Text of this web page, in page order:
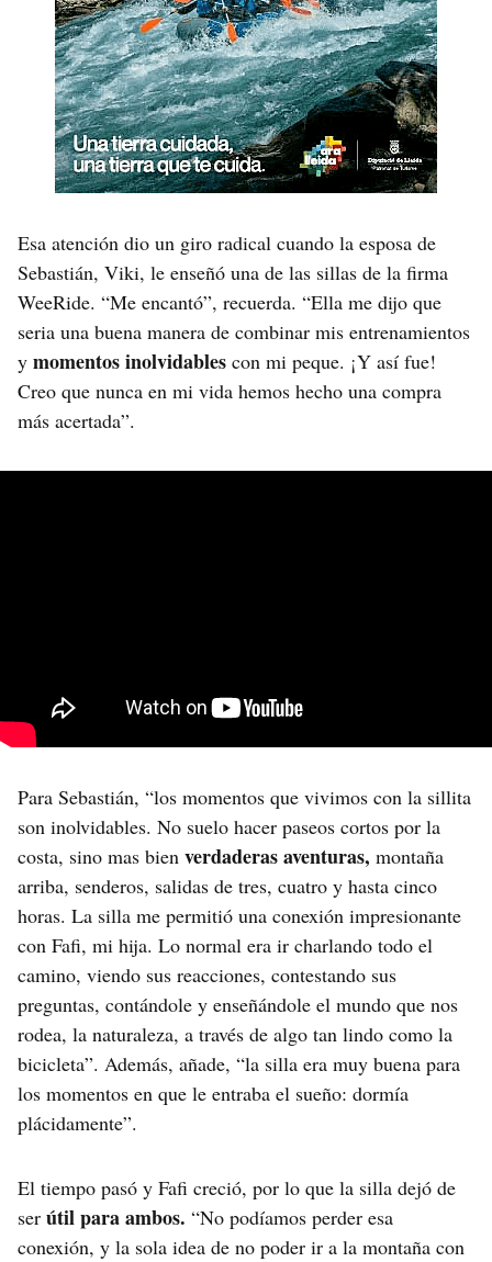
Esa atención dio un giro radical cuando la esposa de
Sebastián, Viki, le enseñó una de las sillas de la firma
WeeRide. “Me encantó”, recuerda. “Ella me dijo que
seria una buena manera de combinar mis entrenamientos
y momentos inolvidables con mi peque. ¡Y así fue!
Creo que nunca en mi vida hemos hecho una compra
más acertada”.
Para Sebastián, “los momentos que vivimos con la sillita
son inolvidables. No suelo hacer paseos cortos por la
costa, sino mas bien verdaderas aventuras, montaña
arriba, senderos, salidas de tres, cuatro y hasta cinco
horas. La silla me permitió una conexión impresionante
con Fafi, mi hija. Lo normal era ir charlando todo el
camino, viendo sus reacciones, contestando sus
preguntas, contándole y enseñándole el mundo que nos
rodea, la naturaleza, a través de algo tan lindo como la
bicicleta”. Además, añade, “la silla era muy buena para
los momentos en que le entraba el sueño: dormía
plácidamente”.
El tiempo pasó y Fafi creció, por lo que la silla dejó de
ser útil para ambos. “No podíamos perder esa
conexión, y la sola idea de no poder ir a la montaña con